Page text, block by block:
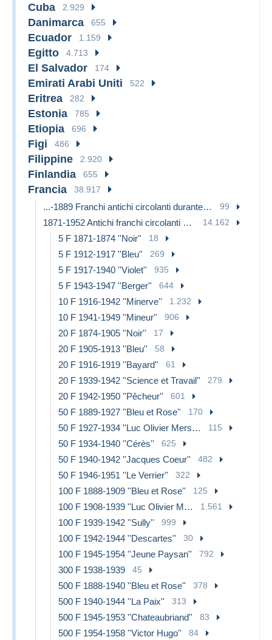
Cuba 2.929
Danimarca 655
Ecuador 1.159
Egitto 4.713
El Salvador 174
Emirati Arabi Uniti 522
Eritrea 282
Estonia 785
Etiopia 696
Figi 486
Filippine 2.920
Finlandia 655
Francia 38.917
...-1889 Franchi antichi circolanti durante il XIX sec. 99
1871-1952 Antichi franchi circolanti nel XX secolo 14.162
5 F 1871-1874 ''Noir'' 18
5 F 1912-1917 ''Bleu'' 269
5 F 1917-1940 ''Violet'' 935
5 F 1943-1947 ''Berger'' 644
10 F 1916-1942 ''Minerve'' 1.232
10 F 1941-1949 ''Mineur'' 906
20 F 1874-1905 ''Noir'' 17
20 F 1905-1913 ''Bleu'' 58
20 F 1916-1919 ''Bayard'' 61
20 F 1939-1942 ''Science et Travail'' 279
20 F 1942-1950 ''Pêcheur'' 601
50 F 1889-1927 ''Bleu et Rose'' 170
50 F 1927-1934 ''Luc Olivier Merson'' 115
50 F 1934-1940 ''Cérès'' 625
50 F 1940-1942 ''Jacques Coeur'' 482
50 F 1946-1951 ''Le Verrier'' 322
100 F 1888-1909 ''Bleu et Rose'' 125
100 F 1908-1939 ''Luc Olivier Merson'' 1.561
100 F 1939-1942 ''Sully'' 999
100 F 1942-1944 ''Descartes'' 30
100 F 1945-1954 ''Jeune Paysan'' 792
300 F 1938-1939 45
500 F 1888-1940 ''Bleu et Rose'' 378
500 F 1940-1944 ''La Paix'' 313
500 F 1945-1953 ''Chateaubriand'' 83
500 F 1954-1958 ''Victor Hugo'' 84